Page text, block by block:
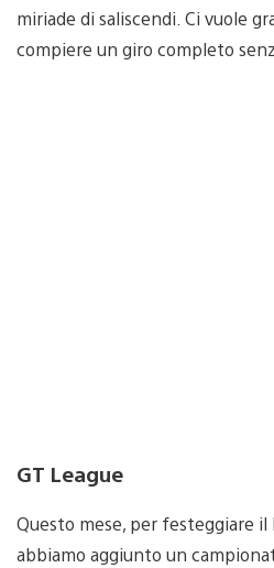
miriade di saliscendi. Ci vuole
compiere un giro completo
GT League
Questo mese, per festeggiare il
abbiamo aggiunto un